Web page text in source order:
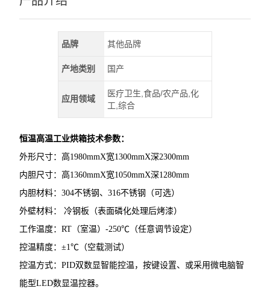
品牌 其他品牌
产地类别 国产
应用领域
医疗卫生,食品/农产品,化
工,综合
恒温高温工业烘箱技术参数：
外形尺寸：高1980mmX宽1300mmX深2300mm
内胆尺寸：高1360mmX宽1050mmX深1280mm
内胆材料：304不锈钢、316不锈钢（可选）
外壁材料： 冷钢板（表面磷化处理后烤漆）
工作温度：RT（室温）-250℃（任意调节设定）
控温精度：±1℃（空载测试）
控温方式：PID双数显智能控温，按键设置、或采用微电脑智
能型LED数显温控器。